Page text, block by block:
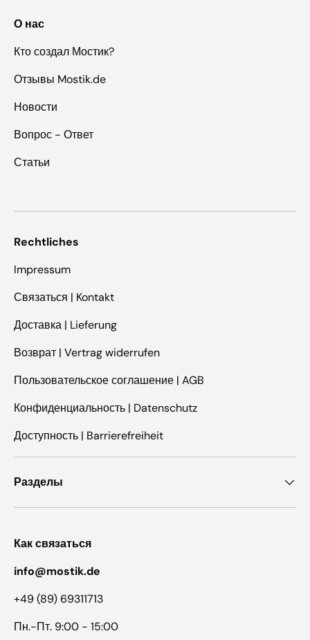
О нас
Кто создал Мостик?
Отзывы Mostik.de
Новости
Вопрос - Ответ
Статьи
Rechtliches
Impressum
Связаться | Kontakt
Доставка | Lieferung
Возврат | Vertrag widerrufen
Пользовательское соглашение | AGB
Конфиденциальность | Datenschutz
Доступность | Barrierefreiheit
Разделы
Как связаться
info@mostik.de
+49 (89) 69311713
Пн.-Пт. 9:00 - 15:00